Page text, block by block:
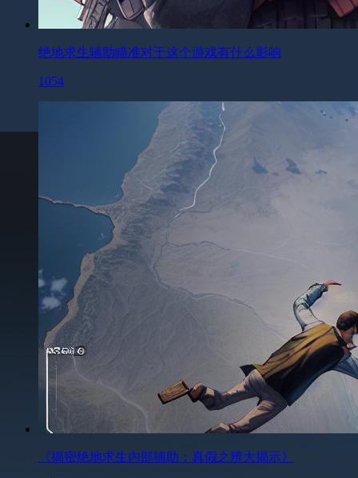
绝地求生辅助瞄准对于这个游戏有什么影响
1054
《揭密绝地求生内部辅助：真假之辨大揭示》